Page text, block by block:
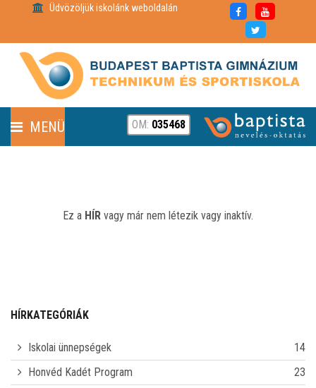
Üdvözöljük iskolánk weboldalán
MENÜ
CSENGETÉSI REND
E-NAPLÓ
OM: 035468
HÍRKATEGÓRIÁK
Iskolai ünnepségek
14
Honvéd Kadét Program
23
Ez a HÍR vagy már nem létezik vagy inaktív.